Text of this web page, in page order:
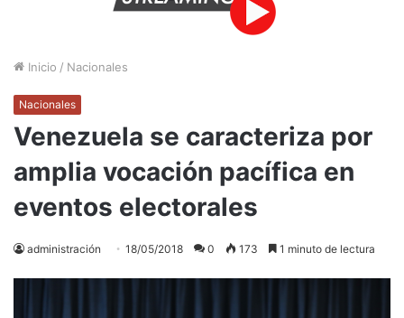
Inicio / Nacionales
Nacionales
Venezuela se caracteriza por
amplia vocación pacífica en
eventos electorales
administración 18/05/2018 0 173 1 minuto de lectura